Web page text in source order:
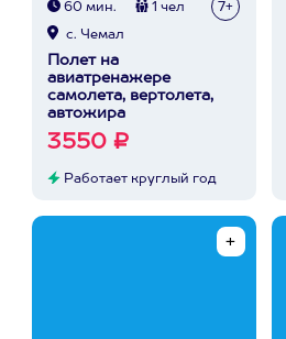
60 мин. 1 чел 7+
с. Чемал
Полет на
авиатренажере
самолета, вертолета,
автожира
3550 ₽
Работает круглый год